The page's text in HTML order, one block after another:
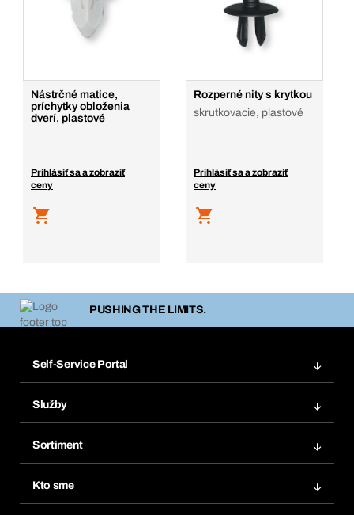
Nástrčné matice,
príchytky obloženia
dverí, plastové
Prihlásiť sa a zobraziť
ceny
Rozperné nity s krytkou
skrutkovacie, plastové
Prihlásiť sa a zobraziť
ceny
PUSHING THE LIMITS.
Self-Service Portal
Obľúbené
Opakované objednávky
Predplatné
Služby
Chemická databáza
eProcurement
Sortiment
Kto sme